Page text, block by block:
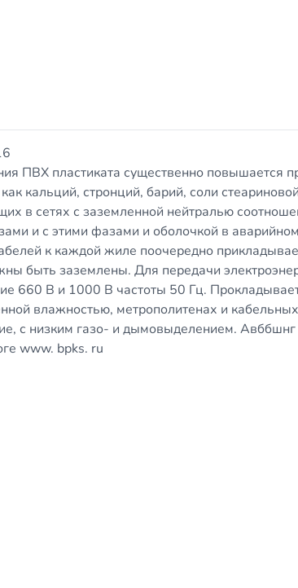
ПВХ пластиката существенно повышается
кальций, стронций, барий, соли
в сетях с заземленной нейтралью
и с этими фазами и оболочкой в
к каждой жиле поочередно
быть заземлены. Для передачи
660 В и 1000 В частоты 50 Гц.
влажностью, метрополитенах и
с низким газо- и дымовыделением.
www. bpks. ru